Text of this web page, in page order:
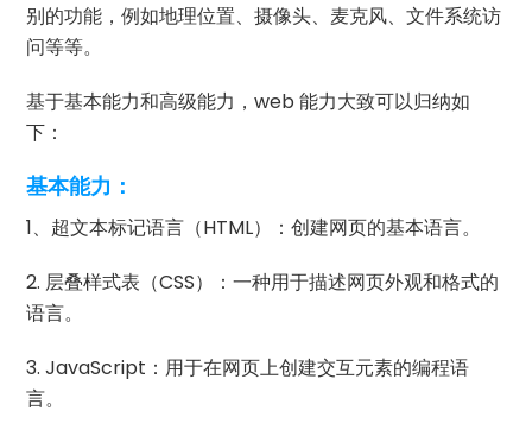
别的功能，例如地理位置、摄像头、麦克风、文件系统访
问等等。
基于基本能力和高级能力，web 能力大致可以归纳如
下：
基本能力：
1、超文本标记语言（HTML）：创建网页的基本语言。
2. 层叠样式表（CSS）：一种用于描述网页外观和格式的
语言。
3. JavaScript：用于在网页上创建交互元素的编程语
言。